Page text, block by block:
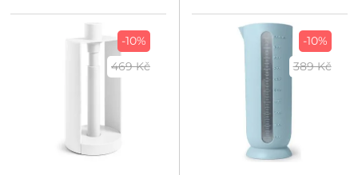
-10%
469 Kč
-10%
389 Kč